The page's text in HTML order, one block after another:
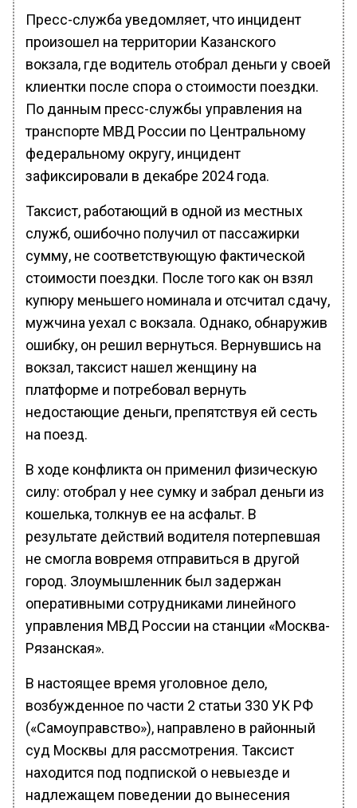
Пресс-служба уведомляет, что инцидент
произошел на территории Казанского
вокзала, где водитель отобрал деньги у своей
клиентки после спора о стоимости поездки.
По данным пресс-службы управления на
транспорте МВД России по Центральному
федеральному округу, инцидент
зафиксировали в декабре 2024 года.
Таксист, работающий в одной из местных
служб, ошибочно получил от пассажирки
сумму, не соответствующую фактической
стоимости поездки. После того как он взял
купюру меньшего номинала и отсчитал сдачу,
мужчина уехал с вокзала. Однако, обнаружив
ошибку, он решил вернуться. Вернувшись на
вокзал, таксист нашел женщину на
платформе и потребовал вернуть
недостающие деньги, препятствуя ей сесть
на поезд.
В ходе конфликта он применил физическую
силу: отобрал у нее сумку и забрал деньги из
кошелька, толкнув ее на асфальт. В
результате действий водителя потерпевшая
не смогла вовремя отправиться в другой
город. Злоумышленник был задержан
оперативными сотрудниками линейного
управления МВД России на станции «Москва-
Рязанская».
В настоящее время уголовное дело,
возбужденное по части 2 статьи 330 УК РФ
(«Самоуправство»), направлено в районный
суд Москвы для рассмотрения. Таксист
находится под подпиской о невыезде и
надлежащем поведении до вынесения